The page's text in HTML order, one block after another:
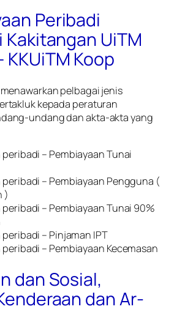
Peribadi
Kakitangan UiTM
KKUiTM Koop
pelbagai jenis
kepada peraturan
undang dan akta-akta yang
– Pembiayaan Tunai
peribadi – Pembiayaan Pengguna (
)
– Pembiayaan Tunai 90%
– Pinjaman IPT
– Pembiayaan Kecemasan
dan Sosial,
dan Ar-